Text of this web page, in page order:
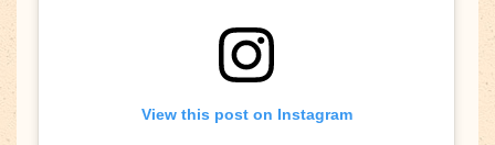
View this post on Instagram